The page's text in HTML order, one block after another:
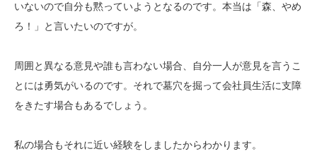
いないので自分も黙っていようとなるのです。本当は「森、やめ
ろ！」と言いたいのですが。
周囲と異なる意見や誰も言わない場合、自分一人が意見を言うこ
とには勇気がいるのです。それで墓穴を掘って会社員生活に支障
をきたす場合もあるでしょう。
私の場合もそれに近い経験をしましたからわかります。